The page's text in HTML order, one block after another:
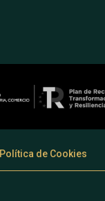
Política de Cookies